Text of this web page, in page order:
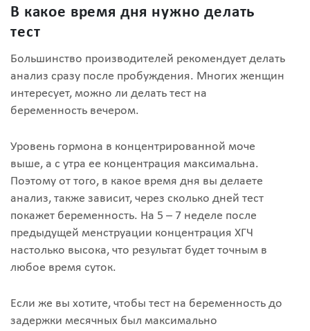
В какое время дня нужно делать
тест
Большинство производителей рекомендует делать
анализ сразу после пробуждения. Многих женщин
интересует, можно ли делать тест на
беременность вечером.
Уровень гормона в концентрированной моче
выше, а с утра ее концентрация максимальна.
Поэтому от того, в какое время дня вы делаете
анализ, также зависит, через сколько дней тест
покажет беременность. На 5 – 7 неделе после
предыдущей менструации концентрация ХГЧ
настолько высока, что результат будет точным в
любое время суток.
Если же вы хотите, чтобы тест на беременность до
задержки месячных был максимально